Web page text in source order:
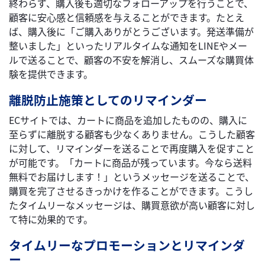
顧客に安心感と信頼感を与えることができます。たとえ
ば、購入後に「ご購入ありがとうございます。発送準備が
整いました」といったリアルタイムな通知をLINEやメー
ルで送ることで、顧客の不安を解消し、スムーズな購買体
験を提供できます。
離脱防止施策としてのリマインダー
ECサイトでは、カートに商品を追加したものの、購入に
至らずに離脱する顧客も少なくありません。こうした顧客
に対して、リマインダーを送ることで再度購入を促すこと
が可能です。「カートに商品が残っています。今なら送料
無料でお届けします！」というメッセージを送ることで、
購買を完了させるきっかけを作ることができます。こうし
たタイムリーなメッセージは、購買意欲が高い顧客に対し
て特に効果的です。
タイムリーなプロモーションとリマインダ
ー